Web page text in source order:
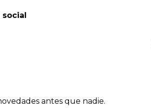
antes que nadie.